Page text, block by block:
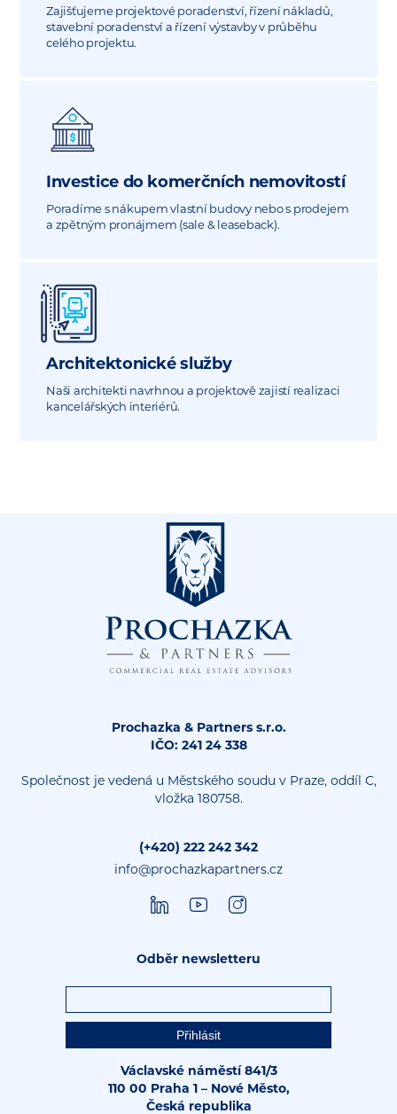
Zajišťujeme projektové poradenství, řízení nákladů,
stavební poradenství a řízení výstavby v průběhu
celého projektu.
Investice do komerčních nemovitostí
Poradíme s nákupem vlastní budovy nebo s prodejem
a zpětným pronájmem (sale & leaseback).
Architektonické služby
Naši architekti navrhnou a projektově zajistí realizaci
kancelářských interiérů.
Prochazka & Partners s.r.o.
IČO: 241 24 338
Společnost je vedená u Městského soudu v Praze, oddíl C,
vložka 180758.
(+420) 222 242 342
info@prochazkapartners.cz
Odběr newsletteru
Václavské náměstí 841/3
110 00 Praha 1 – Nové Město,
Česká republika